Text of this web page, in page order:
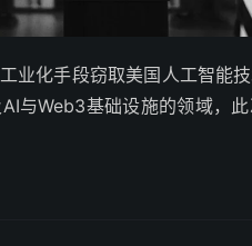
业化手段窃取美国人工智能
与Web3基础设施的领域，